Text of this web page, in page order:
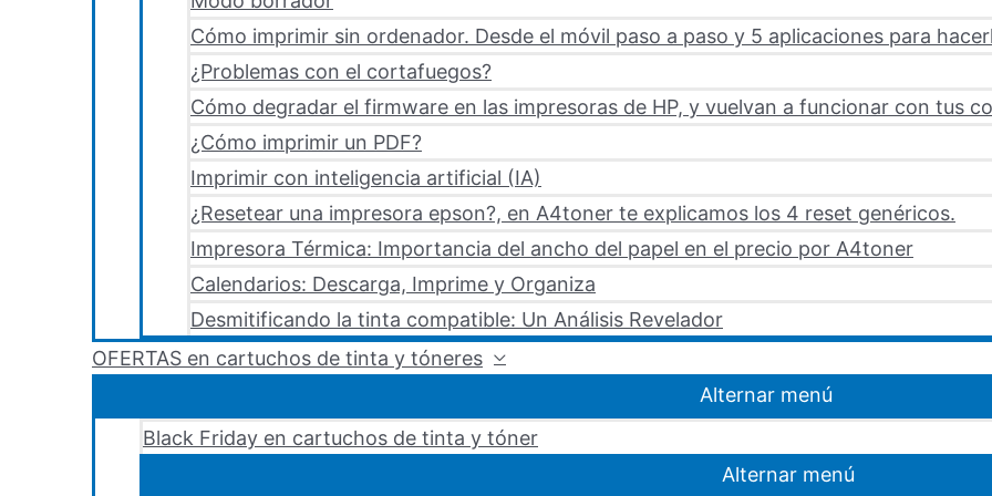
Cómo imprimir sin ordenador. Desde el móvil paso a paso y 5 aplicaciones para
¿Problemas con el cortafuegos?
Cómo degradar el firmware en las impresoras de HP, y vuelvan a funcionar con tus
¿Cómo imprimir un PDF?
Imprimir con inteligencia artificial (IA)
¿Resetear una impresora epson?, en A4toner te explicamos los 4 reset genéricos.
Impresora Térmica: Importancia del ancho del papel en el precio por A4toner
Calendarios: Descarga, Imprime y Organiza
Desmitificando la tinta compatible: Un Análisis Revelador
OFERTAS en cartuchos de tinta y tóneres
Alternar menú
Black Friday en cartuchos de tinta y tóner
Alternar menú